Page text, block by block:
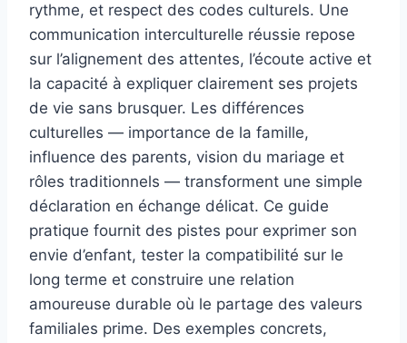
rythme, et respect des codes culturels. Une
communication interculturelle réussie repose
sur l’alignement des attentes, l’écoute active et
la capacité à expliquer clairement ses projets
de vie sans brusquer. Les différences
culturelles — importance de la famille,
influence des parents, vision du mariage et
rôles traditionnels — transforment une simple
déclaration en échange délicat. Ce guide
pratique fournit des pistes pour exprimer son
envie d’enfant, tester la compatibilité sur le
long terme et construire une relation
amoureuse durable où le partage des valeurs
familiales prime. Des exemples concrets,